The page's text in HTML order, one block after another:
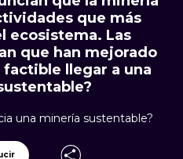
que más
ecosistema. Las
que han mejorado
factible llegar a una
una minería sustentable?